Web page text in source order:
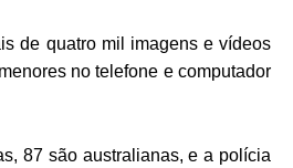
de quatro mil imagens e vídeos
no telefone e computador
87 são australianas, e a polícia